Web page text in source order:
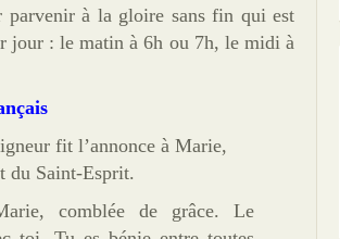
parvenir à la gloire sans fin qui est
jour : le matin à 6h ou 7h, le midi à
fit l’annonce à Marie,
du Saint-Esprit.
comblée de grâce. Le